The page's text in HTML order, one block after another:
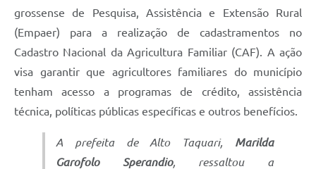
grossense de Pesquisa, Assistência e Extensão Rural
(Empaer) para a realização de cadastramentos no
Cadastro Nacional da Agricultura Familiar (CAF). A ação
visa garantir que agricultores familiares do município
tenham acesso a programas de crédito, assistência
técnica, políticas públicas específicas e outros benefícios.
A prefeita de Alto Taquari, Marilda
Garofolo Sperandio, ressaltou a